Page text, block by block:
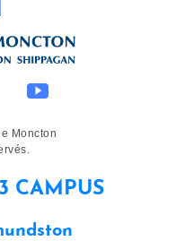
Moncton
CAMPUS